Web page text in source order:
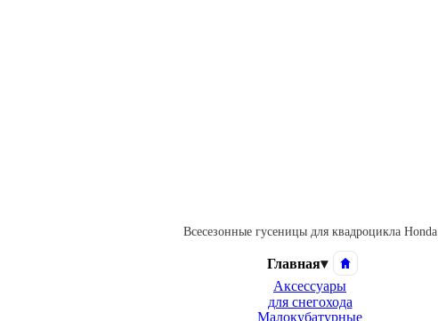
Всесезонные гусеницы для квадроцикла Honda
Главная▾
Аксессуары
для снегохода
Малокубатурные